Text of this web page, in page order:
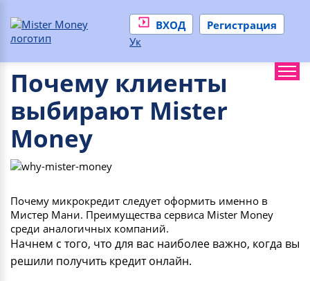
ВХОД
Регистрация
Ук
Почему клиенты
выбирают Mister
Money
Почему микрокредит следует оформить именно в
Мистер Мани. Преимущества сервиса Mister Money
среди аналогичных компаний.
Начнем с того, что для вас наиболее важно, когда вы
решили получить кредит онлайн.